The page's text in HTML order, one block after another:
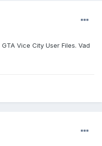
Vice City User Files. Vad